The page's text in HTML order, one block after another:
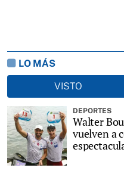
LO MÁS
VISTO
DEPORTES
Walter
vuelven a